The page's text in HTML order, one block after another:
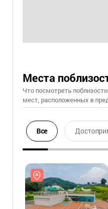
Места
Что посмотреть
мест, расположенных в
Все